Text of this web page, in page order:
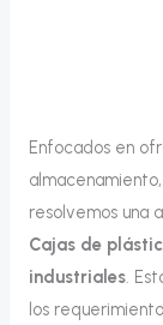
Enfocados en
resolvemos una
Cajas de
industriales.
los